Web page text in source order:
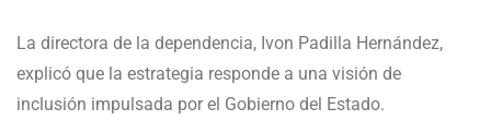
La directora de la dependencia, Ivon Padilla Hernández,
explicó que la estrategia responde a una visión de
inclusión impulsada por el Gobierno del Estado.